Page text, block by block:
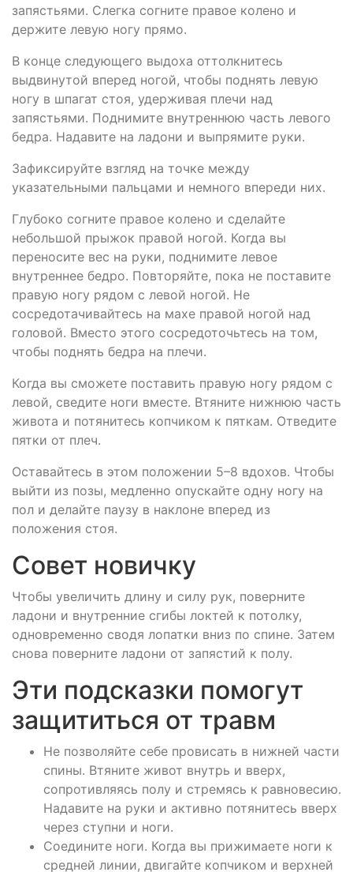
запястьями. Слегка согните правое колено и
держите левую ногу прямо.
В конце следующего выдоха оттолкнитесь
выдвинутой вперед ногой, чтобы поднять левую
ногу в шпагат стоя, удерживая плечи над
запястьями. Поднимите внутреннюю часть левого
бедра. Надавите на ладони и выпрямите руки.
Зафиксируйте взгляд на точке между
указательными пальцами и немного впереди них.
Глубоко согните правое колено и сделайте
небольшой прыжок правой ногой. Когда вы
переносите вес на руки, поднимите левое
внутреннее бедро. Повторяйте, пока не поставите
правую ногу рядом с левой ногой. Не
сосредотачивайтесь на махе правой ногой над
головой. Вместо этого сосредоточьтесь на том,
чтобы поднять бедра на плечи.
Когда вы сможете поставить правую ногу рядом с
левой, сведите ноги вместе. Втяните нижнюю часть
живота и потянитесь копчиком к пяткам. Отведите
пятки от плеч.
Оставайтесь в этом положении 5–8 вдохов. Чтобы
выйти из позы, медленно опускайте одну ногу на
пол и делайте паузу в наклоне вперед из
положения стоя.
Совет новичку
Чтобы увеличить длину и силу рук, поверните
ладони и внутренние сгибы локтей к потолку,
одновременно сводя лопатки вниз по спине. Затем
снова поверните ладони от запястий к полу.
Эти подсказки помогут
защититься от травм
Не позволяйте себе провисать в нижней части
спины. Втяните живот внутрь и вверх,
сопротивляясь полу и стремясь к равновесию.
Надавите на руки и активно потянитесь вверх
через ступни и ноги.
Соедините ноги. Когда вы прижимаете ноги к
средней линии, двигайте копчиком и верхней